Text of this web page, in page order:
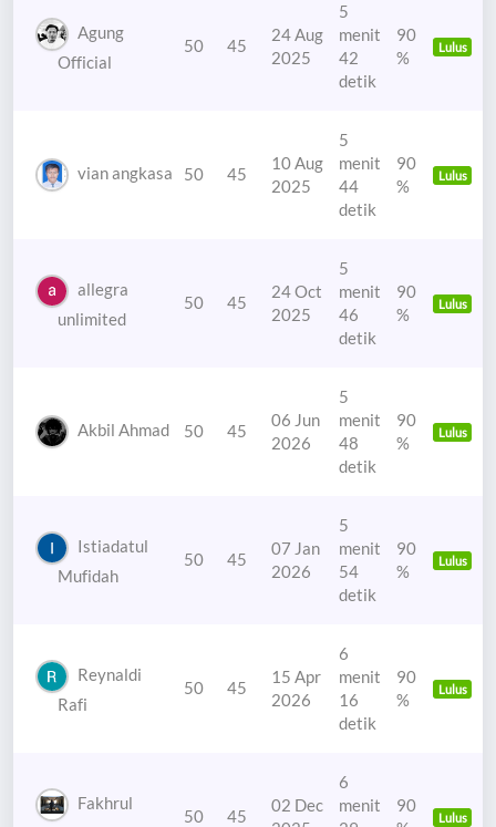
Agung
Official
50 45
24 Aug
2025
5
menit
42
detik
90
%
Lulus
vian angkasa 50 45
10 Aug
2025
5
menit
44
detik
90
%
Lulus
allegra
unlimited
50 45
24 Oct
2025
5
menit
46
detik
90
%
Lulus
Akbil Ahmad 50 45
06 Jun
2026
5
menit
48
detik
90
%
Lulus
Istiadatul
Mufidah
50 45
07 Jan
2026
5
menit
54
detik
90
%
Lulus
Reynaldi
Rafi
50 45
15 Apr
2026
6
menit
16
detik
90
%
Lulus
Fakhrul
50 45
02 Dec
6
menit
90
Lulus